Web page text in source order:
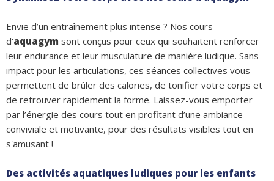
Envie d’un entraînement plus intense ? Nos cours
d'aquagym sont conçus pour ceux qui souhaitent renforcer
leur endurance et leur musculature de manière ludique. Sans
impact pour les articulations, ces séances collectives vous
permettent de brûler des calories, de tonifier votre corps et
de retrouver rapidement la forme. Laissez-vous emporter
par l’énergie des cours tout en profitant d’une ambiance
conviviale et motivante, pour des résultats visibles tout en
s'amusant !
Des activités aquatiques ludiques pour les enfants